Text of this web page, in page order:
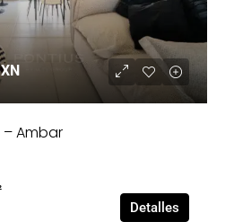
– Ambar
Detalles